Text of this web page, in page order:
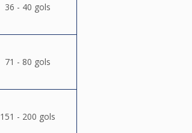
36 - 40 gols
71 - 80 gols
151 - 200 gols